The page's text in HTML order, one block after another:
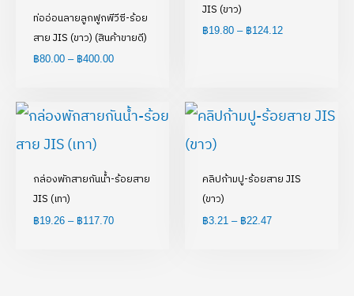
ท่ออ่อนลายลูกฟูกพีวีซี-ร้อย
สาย JIS (ขาว) (สินค้าขายดี)
฿80.00 – ฿400.00
JIS (ขาว)
฿19.80 – ฿124.12
กล่องพักสายกันน้ำ-ร้อยสาย
JIS (เทา)
฿19.26 – ฿117.70
Price
range:
คลิปก้ามปู-ร้อยสาย JIS
(ขาว)
฿3.21 – ฿22.47
range: